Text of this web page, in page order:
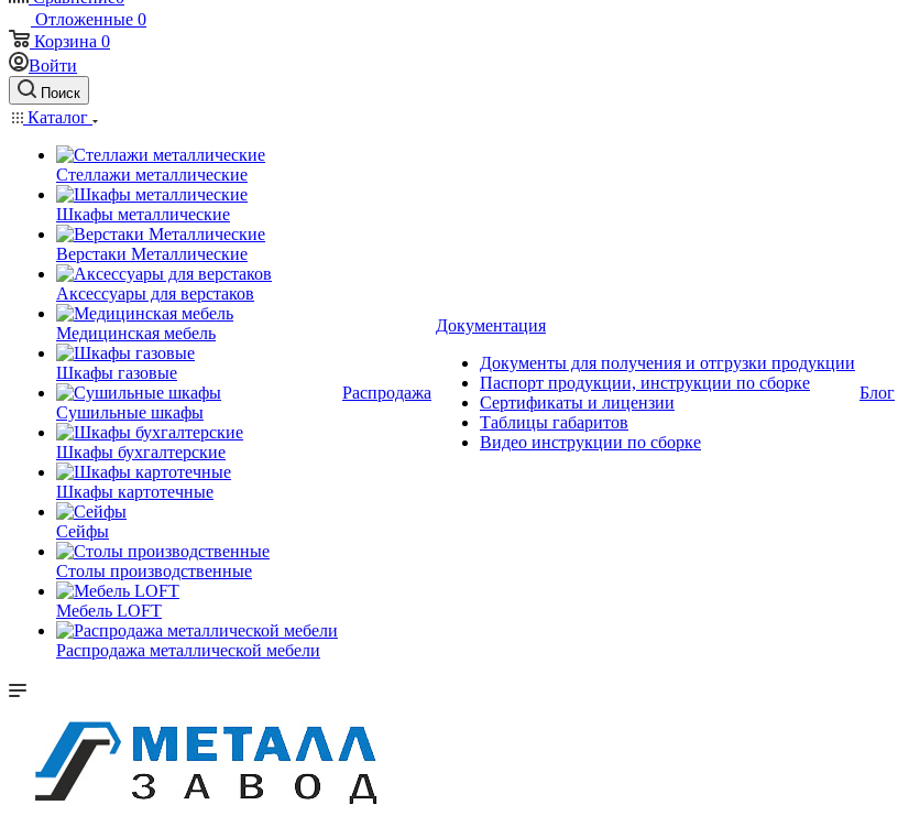
Отложенные 0
Корзина 0
Войти
Поиск
Каталог
Стеллажи металлические
Шкафы металлические
Верстаки Металлические
Аксессуары для верстаков
Медицинская мебель
Шкафы газовые
Сушильные шкафы
Шкафы бухгалтерские
Шкафы картотечные
Сейфы
Столы производственные
Мебель LOFT
Распродажа металлической мебели
Распродажа
Документация
Документы для получения и отгрузки продукции
Паспорт продукции, инструкции по сборке
Сертификаты и лицензии
Таблицы габаритов
Видео инструкции по сборке
Блог